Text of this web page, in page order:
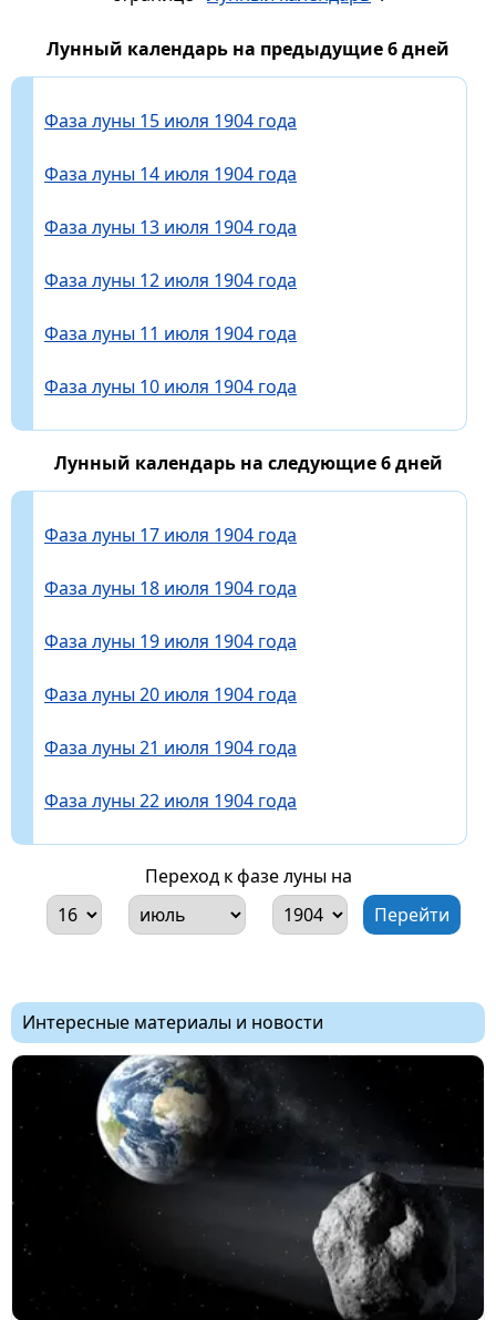
Лунный календарь на предыдущие 6 дней
Фаза луны 15 июля 1904 года
Фаза луны 14 июля 1904 года
Фаза луны 13 июля 1904 года
Фаза луны 12 июля 1904 года
Фаза луны 11 июля 1904 года
Фаза луны 10 июля 1904 года
Лунный календарь на следующие 6 дней
Фаза луны 17 июля 1904 года
Фаза луны 18 июля 1904 года
Фаза луны 19 июля 1904 года
Фаза луны 20 июля 1904 года
Фаза луны 21 июля 1904 года
Фаза луны 22 июля 1904 года
Переход к фазе луны на
Интересные материалы и новости